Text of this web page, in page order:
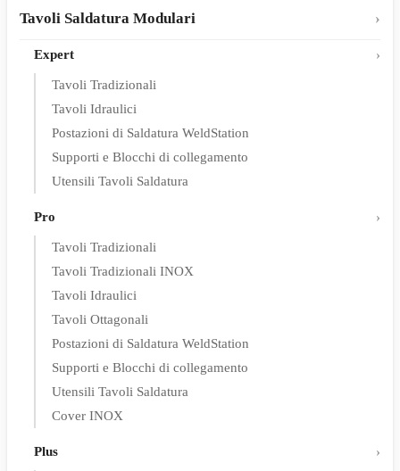
Tavoli Saldatura Modulari
Expert
Tavoli Tradizionali
Tavoli Idraulici
Postazioni di Saldatura WeldStation
Supporti e Blocchi di collegamento
Utensili Tavoli Saldatura
Pro
Tavoli Tradizionali
Tavoli Tradizionali INOX
Tavoli Idraulici
Tavoli Ottagonali
Postazioni di Saldatura WeldStation
Supporti e Blocchi di collegamento
Utensili Tavoli Saldatura
Cover INOX
Plus